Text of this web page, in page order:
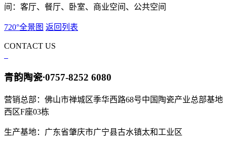
间：客厅、餐厅、卧室、商业空间、公共空间
720°全景图 返回列表
CONTACT US
青韵陶瓷·0757-8252 6080
营销总部：佛山市禅城区季华西路68号中国陶瓷产业总部基地
西区F座03栋
生产基地：广东省肇庆市广宁县古水镇太和工业区